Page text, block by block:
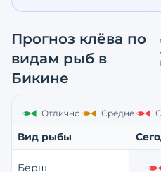
Прогноз клёва по
видам рыб в
Бикине
Отлично Средне
Вид рыбы
Берш